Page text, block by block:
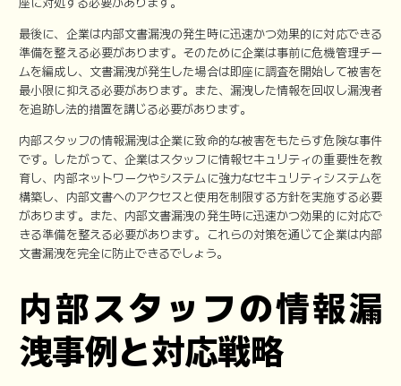
座に対処する必要があります。
最後に、企業は内部文書漏洩の発生時に迅速かつ効果的に対応できる
準備を整える必要があります。そのために企業は事前に危機管理チー
ムを編成し、文書漏洩が発生した場合は即座に調査を開始して被害を
最小限に抑える必要があります。また、漏洩した情報を回収し漏洩者
を追跡し法的措置を講じる必要があります。
内部スタッフの情報漏洩は企業に致命的な被害をもたらす危険な事件
です。したがって、企業はスタッフに情報セキュリティの重要性を教
育し、内部ネットワークやシステムに強力なセキュリティシステムを
構築し、内部文書へのアクセスと使用を制限する方針を実施する必要
があります。また、内部文書漏洩の発生時に迅速かつ効果的に対応で
きる準備を整える必要があります。これらの対策を通じて企業は内部
文書漏洩を完全に防止できるでしょう。
内部スタッフの情報漏
洩事例と対応戦略